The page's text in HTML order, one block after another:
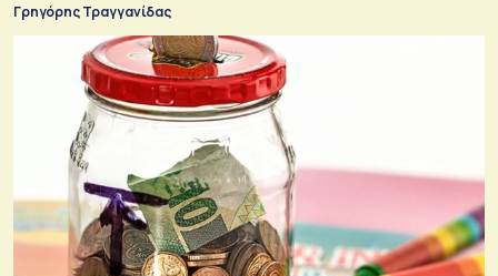
Γρηγόρης Τραγγανίδας